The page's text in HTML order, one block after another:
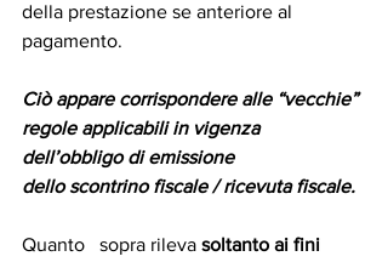
della prestazione se anteriore al
pagamento.
Ciò appare corrispondere alle “vecchie”
regole applicabili in vigenza
dell’obbligo di emissione
dello scontrino fiscale / ricevuta fiscale.
Quanto   sopra rileva soltanto ai fini